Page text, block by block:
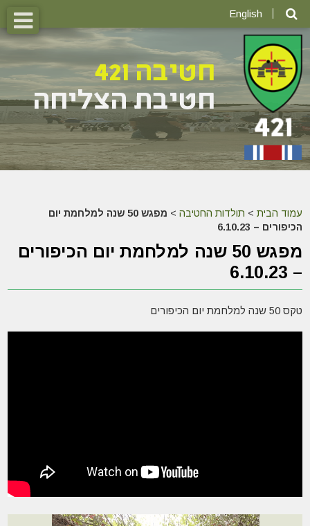
English
עמוד הבית > תולדות החטיבה >
מפגש 50 שנה למלחמת יום
הכיפורים – 6.10.23
מפגש 50 שנה למלחמת יום הכיפורים
– 6.10.23
טקס 50 שנה למלחמת יום הכיפורים